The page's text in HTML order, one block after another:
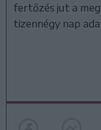
fertőzés jut a
tizennégy nap